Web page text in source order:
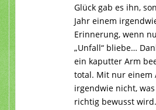
Glück gab es ihn,
Jahr einem
Erinnerung, wenn
„Unfall“ bliebe…
ein kaputter Arm
total. Mit nur einem
irgendwie nicht,
richtig bewusst